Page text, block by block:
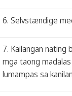
6. Selvstændige
7. Kailangan
mga taong
lumampas sa